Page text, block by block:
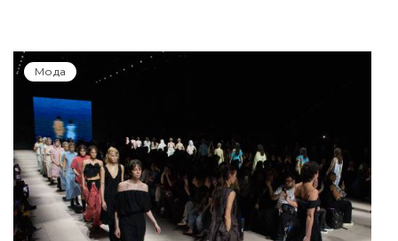
Мода